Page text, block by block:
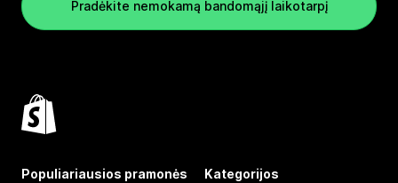
Pradėkite nemokamą bandomąjį laikotarpį
Populiariausios pramonės
Kategorijos